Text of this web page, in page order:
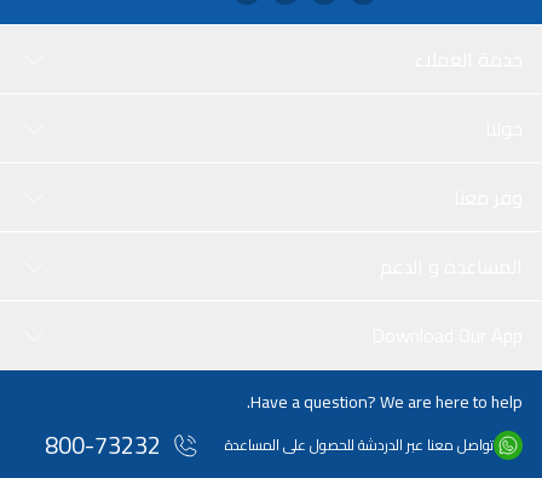
Have a question? We are here to help.
تواصل معنا عبر الدردشة للحصول على المساعدة 800-73232